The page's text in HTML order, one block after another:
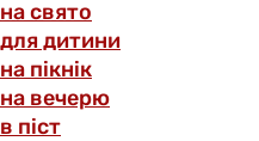
свято
дитини
пікнік
вечерю
піст